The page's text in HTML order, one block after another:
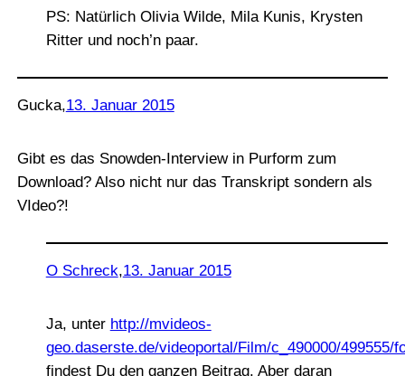
PS: Natürlich Olivia Wilde, Mila Kunis, Krysten
Ritter und noch’n paar.
Gucka,13. Januar 2015
Gibt es das Snowden-Interview in Purform zum
Download? Also nicht nur das Transkript sondern als
VIdeo?!
O Schreck,13. Januar 2015
Ja, unter http://mvideos-
geo.daserste.de/videoportal/Film/c_490000/499555/
findest Du den ganzen Beitrag. Aber daran